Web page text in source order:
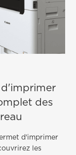
des
d'imprimer
les